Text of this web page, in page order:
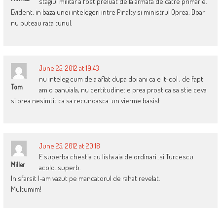
Evident, in baza unei intelegeri intre Pinalty si ministrul Oprea. Doar
nu puteau rata tunul.
Tom
June 25, 2012 at 19:43
nu inteleg cum de a aflat dupa doi ani ca e lt-col , de fapt
am o banuiala, nu certitudine: e prea prost ca sa stie ceva
si prea nesimtit ca sa recunoasca. un vierme basist.
Miller
June 25, 2012 at 20:18
E superba chestia cu lista aia de ordinari..si Turcescu
acolo..superb.
In sfarsit l-am vazut pe mancatorul de rahat revelat.
Multumim!